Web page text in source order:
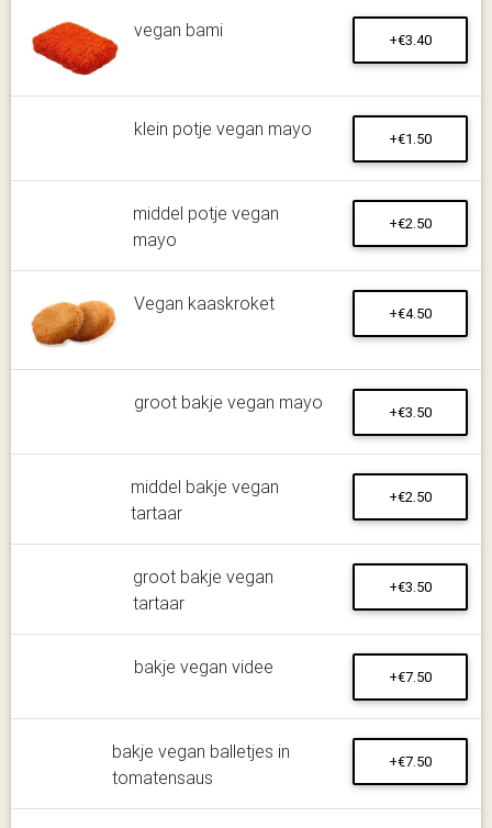
vegan bami +€3.40
klein potje vegan mayo +€1.50
middel potje vegan
mayo
+€2.50
Vegan kaaskroket +€4.50
groot bakje vegan mayo +€3.50
middel bakje vegan
tartaar
+€2.50
groot bakje vegan
tartaar
+€3.50
bakje vegan videe +€7.50
bakje vegan balletjes in
tomatensaus
+€7.50